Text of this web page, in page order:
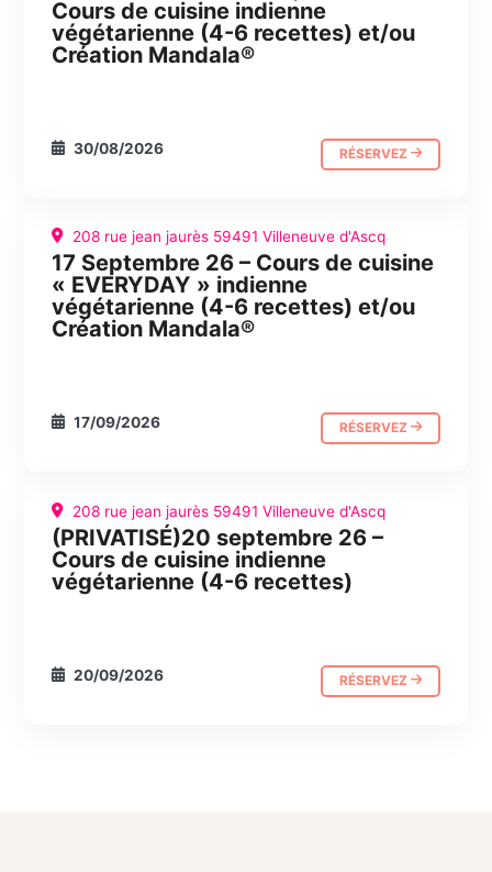
Cours de cuisine indienne
végétarienne (4-6 recettes) et/ou
Création Mandala®
30/08/2026 RÉSERVEZ
CUISINE JOURNÉE ABC
208 rue jean jaurès 59491 Villeneuve d'Ascq
17 Septembre 26 – Cours de cuisine
« EVERYDAY » indienne
végétarienne (4-6 recettes) et/ou
Création Mandala®
17/09/2026 RÉSERVEZ
CUISINE JOURNÉE ABC
208 rue jean jaurès 59491 Villeneuve d'Ascq
(PRIVATISÉ)20 septembre 26 –
Cours de cuisine indienne
végétarienne (4-6 recettes)
20/09/2026 RÉSERVEZ